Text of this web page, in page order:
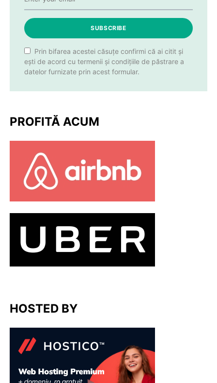
SUBSCRIBE
Prin bifarea acestei căsuțe confirmi că ai citit și
ești de acord cu termenii și condițiile de păstrare a
datelor furnizate prin acest formular.
PROFITĂ ACUM
HOSTED BY